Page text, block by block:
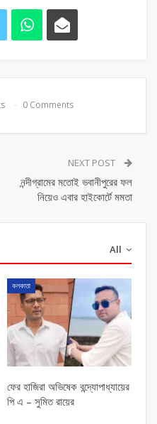
0 Comments
NEXT POST
নন্দীগ্রামের মতোই ভবানীপুরের ফল
নিয়েও এবার হাইকোর্টে মমতা
All
কলকাতা
ফের হাজিরা অভিষেক বন্দ্যোপাধ্যায়ের
পি এ – সুমিত রায়ের